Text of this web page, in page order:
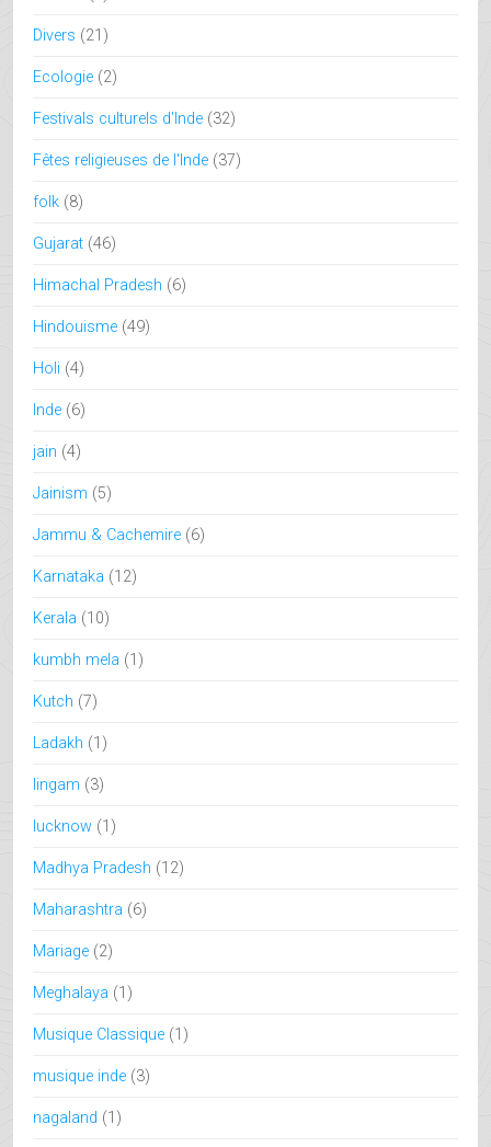
Divers (21)
Ecologie (2)
Festivals culturels d'Inde (32)
Fêtes religieuses de l'Inde (37)
folk (8)
Gujarat (46)
Himachal Pradesh (6)
Hindouisme (49)
Holi (4)
Inde (6)
jain (4)
Jainism (5)
Jammu & Cachemire (6)
Karnataka (12)
Kerala (10)
kumbh mela (1)
Kutch (7)
Ladakh (1)
lingam (3)
lucknow (1)
Madhya Pradesh (12)
Maharashtra (6)
Mariage (2)
Meghalaya (1)
Musique Classique (1)
musique inde (3)
nagaland (1)